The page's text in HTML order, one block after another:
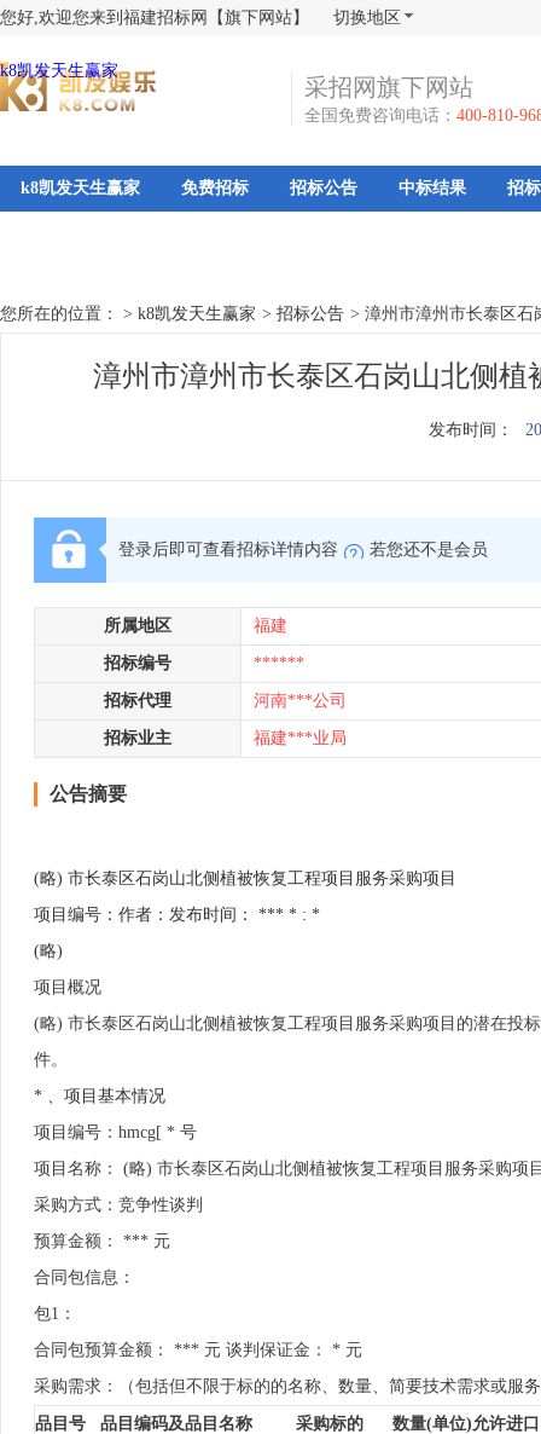
您好,欢迎您来到福建招标网【旗下网站】 切换地区
k8凯发天生赢家
采招网旗下网站
全国免费咨询电话： 400-810-
k8凯发天生赢家 免费招标 招标公告 中标结果 招
您所在的位置： > k8凯发天生赢家 > 招标公告 > 漳州市漳州市长泰区石
漳州市漳州市长泰区石岗山北侧
发布时间：
登录后即可查看招标详情内容 若您还不是会员
所属地区 福建
招标编号 ******
招标代理 河南***公司
招标业主 福建***业局
公告摘要
(略) 市长泰区石岗山北侧植被恢复工程项目服务采购项目
项目编号：作者：发布时间： *** * : *
(略)
项目概况
(略) 市长泰区石岗山北侧植被恢复工程项目服务采购项目的潜在
件。
* 、项目基本情况
项目编号：hmcg[ * 号
项目名称： (略) 市长泰区石岗山北侧植被恢复工程项目服务采购项
采购方式：竞争性谈判
预算金额： *** 元
合同包信息：
包1：
合同包预算金额： *** 元 谈判保证金： * 元
采购需求：（包括但不限于标的的名称、数量、简要技术需求或服
品目号 品目编码及品目名称 采购标的 数量(单位)允许进口